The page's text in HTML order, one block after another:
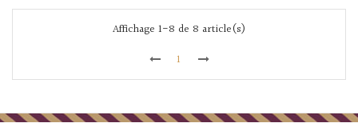
Affichage 1-8 de 8 article(s)
1